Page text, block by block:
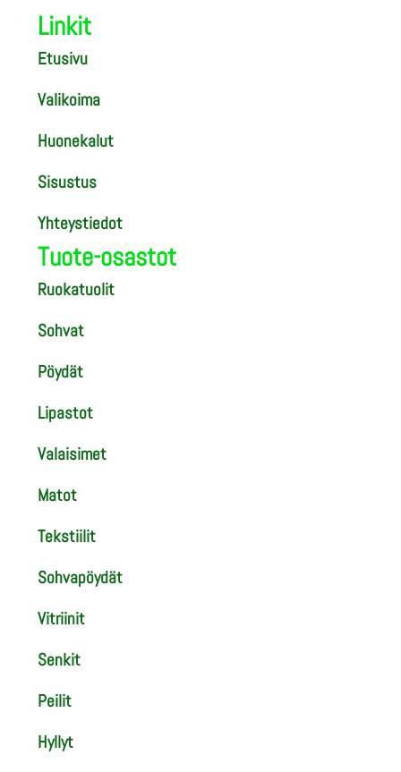
Linkit
Etusivu
Valikoima
Huonekalut
Sisustus
Yhteystiedot
Tuote-osastot
Ruokatuolit
Sohvat
Pöydät
Lipastot
Valaisimet
Matot
Tekstiilit
Sohvapöydät
Vitriinit
Senkit
Peilit
Hyllyt